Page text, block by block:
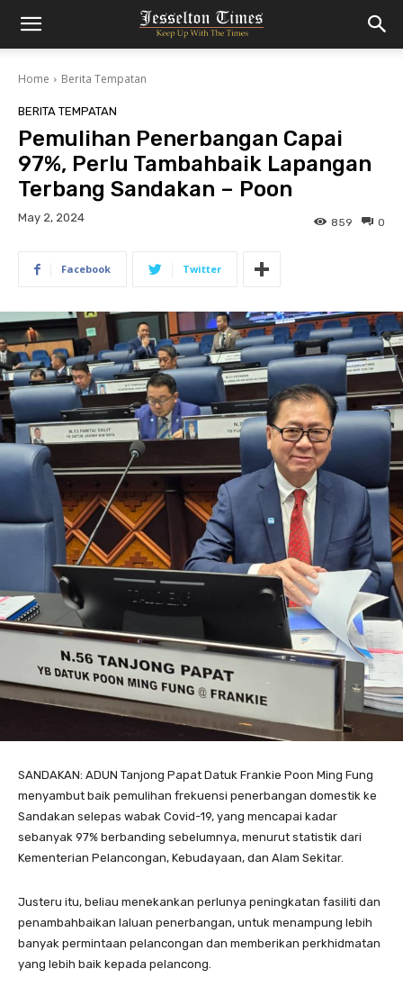
Home Berita Tempatan
BERITA TEMPATAN
Pemulihan Penerbangan Capai
97%, Perlu Tambahbaik Lapangan
Terbang Sandakan – Poon
May 2, 2024 0
859
Facebook Twitter
SANDAKAN: ADUN Tanjong Papat Datuk Frankie Poon Ming Fung
menyambut baik pemulihan frekuensi penerbangan domestik ke
Sandakan selepas wabak Covid-19, yang mencapai kadar
sebanyak 97% berbanding sebelumnya, menurut statistik dari
Kementerian Pelancongan, Kebudayaan, dan Alam Sekitar.
Justeru itu, beliau menekankan perlunya peningkatan fasiliti dan
penambahbaikan laluan penerbangan, untuk menampung lebih
banyak permintaan pelancongan dan memberikan perkhidmatan
yang lebih baik kepada pelancong.